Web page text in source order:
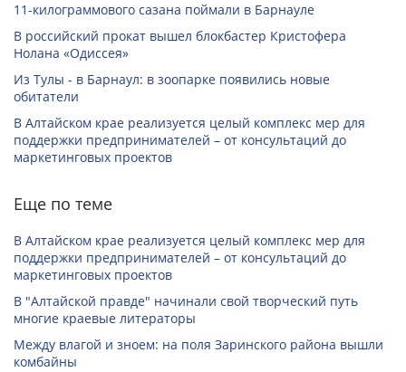
11-килограммового сазана поймали в Барнауле
В российский прокат вышел блокбастер Кристофера
Нолана «Одиссея»
Из Тулы - в Барнаул: в зоопарке появились новые
обитатели
В Алтайском крае реализуется целый комплекс мер для
поддержки предпринимателей – от консультаций до
маркетинговых проектов
Еще по теме
В Алтайском крае реализуется целый комплекс мер для
поддержки предпринимателей – от консультаций до
маркетинговых проектов
В "Алтайской правде" начинали свой творческий путь
многие краевые литераторы
Между влагой и зноем: на поля Заринского района вышли
комбайны